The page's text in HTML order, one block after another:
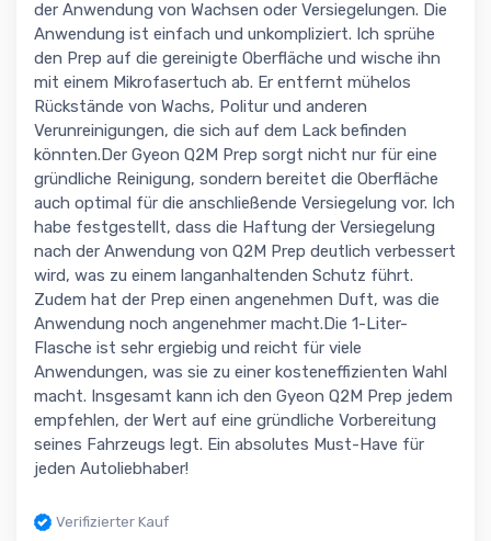
der Anwendung von Wachsen oder Versiegelungen. Die
Anwendung ist einfach und unkompliziert. Ich sprühe
den Prep auf die gereinigte Oberfläche und wische ihn
mit einem Mikrofasertuch ab. Er entfernt mühelos
Rückstände von Wachs, Politur und anderen
Verunreinigungen, die sich auf dem Lack befinden
könnten.Der Gyeon Q2M Prep sorgt nicht nur für eine
gründliche Reinigung, sondern bereitet die Oberfläche
auch optimal für die anschließende Versiegelung vor. Ich
habe festgestellt, dass die Haftung der Versiegelung
nach der Anwendung von Q2M Prep deutlich verbessert
wird, was zu einem langanhaltenden Schutz führt.
Zudem hat der Prep einen angenehmen Duft, was die
Anwendung noch angenehmer macht.Die 1-Liter-
Flasche ist sehr ergiebig und reicht für viele
Anwendungen, was sie zu einer kosteneffizienten Wahl
macht. Insgesamt kann ich den Gyeon Q2M Prep jedem
empfehlen, der Wert auf eine gründliche Vorbereitung
seines Fahrzeugs legt. Ein absolutes Must-Have für
jeden Autoliebhaber!
Verifizierter Kauf